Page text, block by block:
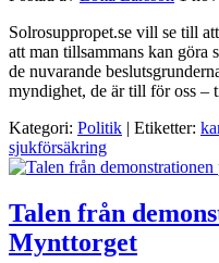
Solrosuppropet.se vill se till
att man tillsammans kan göra
de nuvarande
myndighet, de är till för oss –
Kategori: Politik | Etiketter:
sjukförsäkring
Talen från
Mynttorget